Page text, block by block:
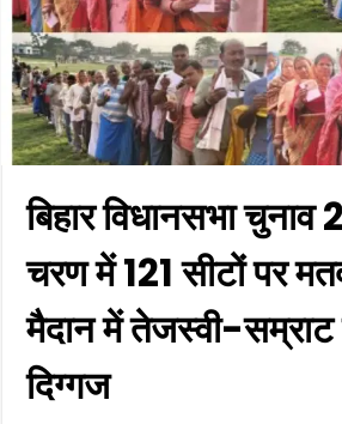
बिहार विधानसभा
चरण में 121 सीटों पर
मैदान में तेजस्वी-
दिग्गज